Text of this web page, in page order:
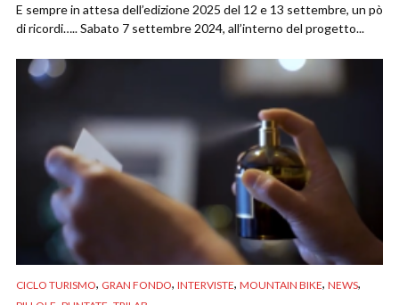
E sempre in attesa dell’edizione 2025 del 12 e 13 settembre, un pò
di ricordi….. Sabato 7 settembre 2024, all’interno del progetto...
CICLO TURISMO, GRAN FONDO, INTERVISTE, MOUNTAIN BIKE, NEWS,